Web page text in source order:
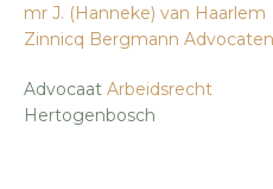
mr J. (Hanneke) van Haarlem
Zinnicq Bergmann Advocaten
Advocaat Arbeidsrecht
Hertogenbosch